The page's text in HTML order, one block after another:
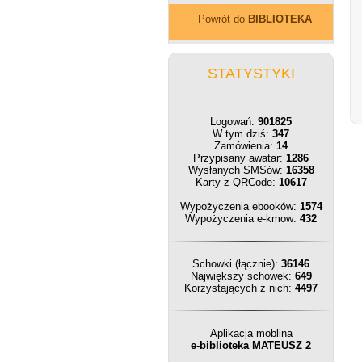
Powrót do BIBLIOTEKA
STATYSTYKI
Logowań: 901825
W tym dziś: 347
Zamówienia: 14
Przypisany awatar: 1286
Wysłanych SMSów: 16358
Karty z QRCode: 10617
Wypożyczenia ebooków: 1574
Wypożyczenia e-kmow: 432
Schowki (łącznie): 36146
Największy schowek: 649
Korzystających z nich: 4497
Aplikacja moblina
e-biblioteka MATEUSZ 2